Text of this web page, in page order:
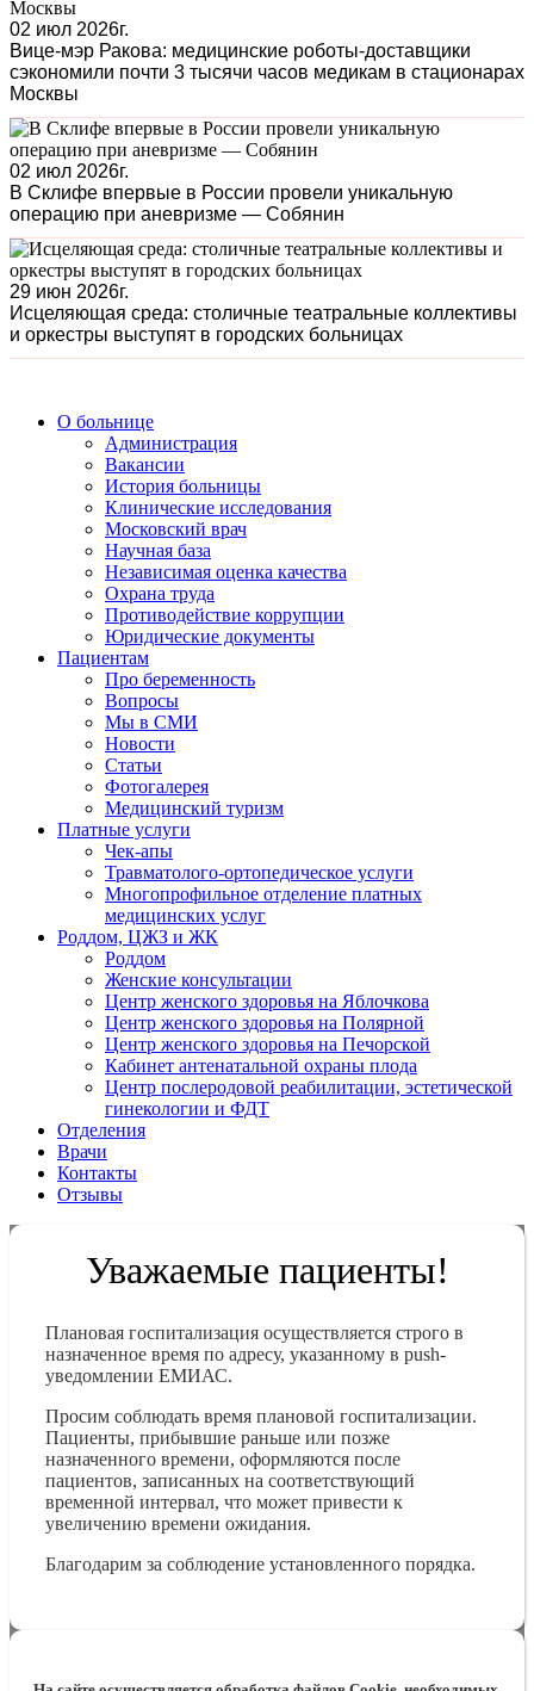
02 июл 2026г.
Вице-мэр Ракова: медицинские роботы-доставщики
сэкономили почти 3 тысячи часов медикам в стационарах
Москвы
02 июл 2026г.
В Склифе впервые в России провели уникальную
операцию при аневризме — Собянин
29 июн 2026г.
Исцеляющая среда: столичные театральные коллективы
и оркестры выступят в городских больницах
О больнице
Администрация
Вакансии
История больницы
Клинические исследования
Московский врач
Научная база
Независимая оценка качества
Охрана труда
Противодействие коррупции
Юридические документы
Пациентам
Про беременность
Вопросы
Мы в СМИ
Новости
Статьи
Фотогалерея
Медицинский туризм
Платные услуги
Чек-апы
Травматолого-ортопедическое услуги
Многопрофильное отделение платных
медицинских услуг
Роддом, ЦЖЗ и ЖК
Роддом
Женские консультации
Центр женского здоровья на Яблочкова
Центр женского здоровья на Полярной
Центр женского здоровья на Печорской
Кабинет антенатальной охраны плода
Центр послеродовой реабилитации, эстетической
гинекологии и ФДТ
Отделения
Врачи
Контакты
Отзывы
Уважаемые пациенты!
Плановая госпитализация осуществляется строго в
назначенное время по адресу, указанному в push-
уведомлении ЕМИАС.
Просим соблюдать время плановой госпитализации.
Пациенты, прибывшие раньше или позже
назначенного времени, оформляются после
пациентов, записанных на соответствующий
временной интервал, что может привести к
увеличению времени ожидания.
Благодарим за соблюдение установленного порядка.